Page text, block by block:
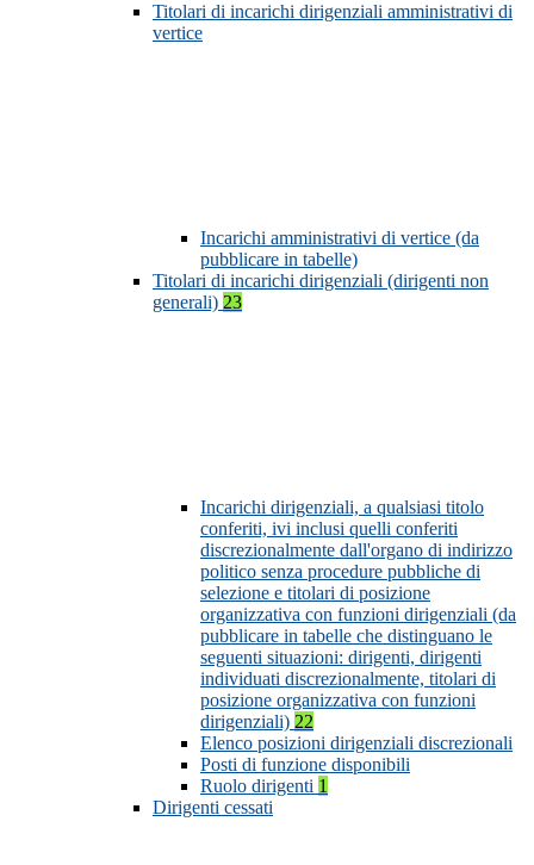
Titolari di incarichi dirigenziali amministrativi di
vertice
Incarichi amministrativi di vertice (da
pubblicare in tabelle)
Titolari di incarichi dirigenziali (dirigenti non
generali) 23
Incarichi dirigenziali, a qualsiasi titolo
conferiti, ivi inclusi quelli conferiti
discrezionalmente dall'organo di indirizzo
politico senza procedure pubbliche di
selezione e titolari di posizione
organizzativa con funzioni dirigenziali (da
pubblicare in tabelle che distinguano le
seguenti situazioni: dirigenti, dirigenti
individuati discrezionalmente, titolari di
posizione organizzativa con funzioni
dirigenziali) 22
Elenco posizioni dirigenziali discrezionali
Posti di funzione disponibili
Ruolo dirigenti 1
Dirigenti cessati